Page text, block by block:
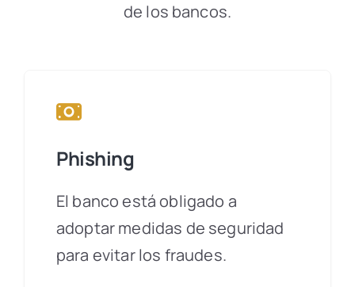
de los bancos.
Phishing
El banco está obligado a
adoptar medidas de seguridad
para evitar los fraudes.